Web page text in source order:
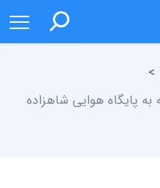
>
پایگاه هوایی شاهزاده